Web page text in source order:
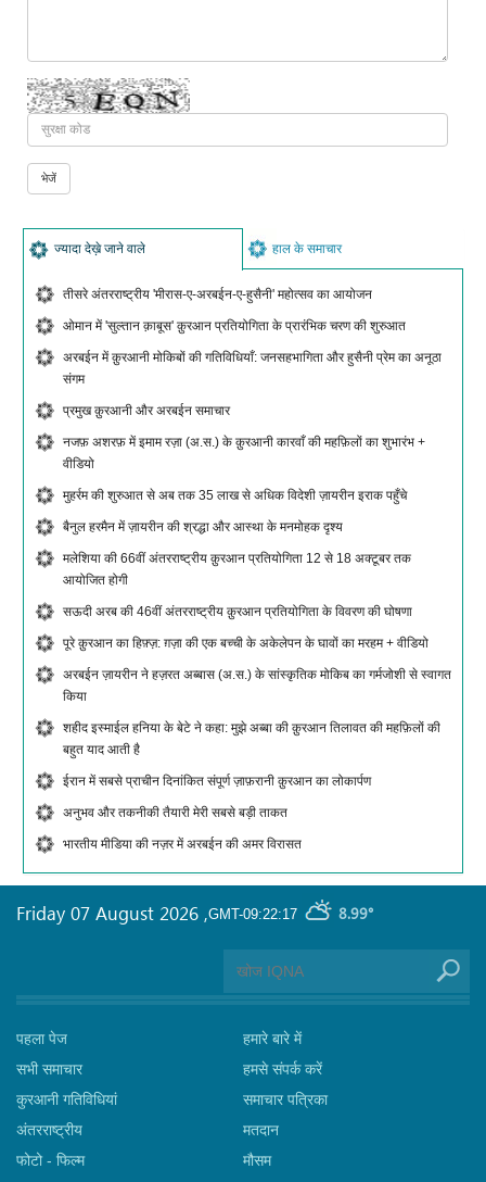
ज्यादा देख़े जाने वाले हाल के समाचार
तीसरे अंतरराष्ट्रीय 'मीरास-ए-अरबईन-ए-हुसैनी' महोत्सव का आयोजन
ओमान में 'सुल्तान क़ाबूस' क़ुरआन प्रतियोगिता के प्रारंभिक चरण की शुरुआत
अरबईन में क़ुरआनी मोकिबों की गतिविधियाँ: जनसहभागिता और हुसैनी प्रेम का अनूठा
संगम
प्रमुख क़ुरआनी और अरबईन समाचार
नजफ़ अशरफ़ में इमाम रज़ा (अ.स.) के क़ुरआनी कारवाँ की महफ़िलों का शुभारंभ +
वीडियो
मुहर्रम की शुरुआत से अब तक 35 लाख से अधिक विदेशी ज़ायरीन इराक पहुँचे
बैनुल हरमैन में ज़ायरीन की श्रद्धा और आस्था के मनमोहक दृश्य
मलेशिया की 66वीं अंतरराष्ट्रीय क़ुरआन प्रतियोगिता 12 से 18 अक्टूबर तक
आयोजित होगी
सऊदी अरब की 46वीं अंतरराष्ट्रीय क़ुरआन प्रतियोगिता के विवरण की घोषणा
पूरे क़ुरआन का हिफ़्ज़: ग़ज़ा की एक बच्ची के अकेलेपन के घावों का मरहम + वीडियो
अरबईन ज़ायरीन ने हज़रत अब्बास (अ.स.) के सांस्कृतिक मोकिब का गर्मजोशी से स्वागत
किया
शहीद इस्माईल हनिया के बेटे ने कहा: मुझे अब्बा की क़ुरआन तिलावत की महफ़िलों की
बहुत याद आती है
ईरान में सबसे प्राचीन दिनांकित संपूर्ण ज़ाफ़रानी क़ुरआन का लोकार्पण
अनुभव और तकनीकी तैयारी मेरी सबसे बड़ी ताकत
भारतीय मीडिया की नज़र में अरबईन की अमर विरासत
GMT-09:22:17 8.99°
Friday 07 August 2026 ,
पहला पेज
सभी समाचार
कुरआनी गतिविधियां
अंतरराष्ट्रीय
फोटो - फिल्म
हमारे बारे में
हमसे संपर्क करें
समाचार पत्रिका
मतदान
मौसम